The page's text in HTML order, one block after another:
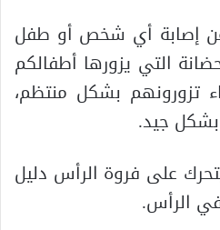
إصابة أي شخص أو طفل
التي يزورها أطفالكم
تزورونهم بشكل منتظم،
جيد.
على فروة الرأس دليل
الرأس.